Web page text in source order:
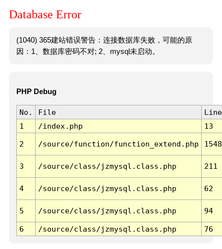
Database Error
(1040) 365建站错误警告：连接数据库失败，可能的原
因：1、数据库密码不对; 2、mysql未启动。
PHP Debug
No. File
Line
1
/index.php 13
2 /source/function/function_extend.php 1548
3 /source/class/jzmysql.class.php 211
4 /source/class/jzmysql.class.php 62
5 /source/class/jzmysql.class.php 94
6 /source/class/jzmysql.class.php 76